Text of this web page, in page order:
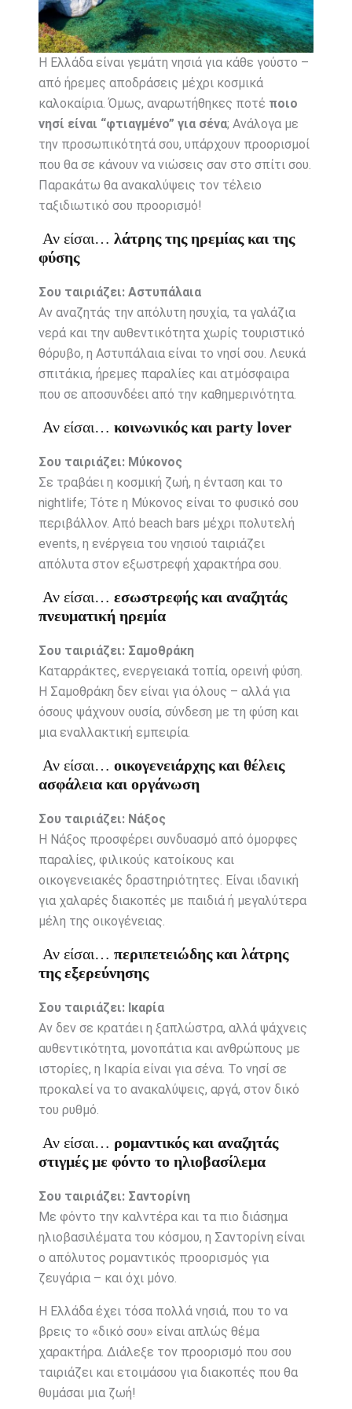
Η Ελλάδα είναι γεμάτη νησιά για κάθε γούστο –
από ήρεμες αποδράσεις μέχρι κοσμικά
καλοκαίρια. Όμως, αναρωτήθηκες ποτέ ποιο
νησί είναι “φτιαγμένο” για σένα; Ανάλογα με
την προσωπικότητά σου, υπάρχουν προορισμοί
που θα σε κάνουν να νιώσεις σαν στο σπίτι σου.
Παρακάτω θα ανακαλύψεις τον τέλειο
ταξιδιωτικό σου προορισμό!
Αν είσαι… λάτρης της ηρεμίας και της
φύσης
Σου ταιριάζει: Αστυπάλαια
Αν αναζητάς την απόλυτη ησυχία, τα γαλάζια
νερά και την αυθεντικότητα χωρίς τουριστικό
θόρυβο, η Αστυπάλαια είναι το νησί σου. Λευκά
σπιτάκια, ήρεμες παραλίες και ατμόσφαιρα
που σε αποσυνδέει από την καθημερινότητα.
Αν είσαι… κοινωνικός και party lover
Σου ταιριάζει: Μύκονος
Σε τραβάει η κοσμική ζωή, η ένταση και το
nightlife; Τότε η Μύκονος είναι το φυσικό σου
περιβάλλον. Από beach bars μέχρι πολυτελή
events, η ενέργεια του νησιού ταιριάζει
απόλυτα στον εξωστρεφή χαρακτήρα σου.
Αν είσαι… εσωστρεφής και αναζητάς
πνευματική ηρεμία
Σου ταιριάζει: Σαμοθράκη
Καταρράκτες, ενεργειακά τοπία, ορεινή φύση.
Η Σαμοθράκη δεν είναι για όλους – αλλά για
όσους ψάχνουν ουσία, σύνδεση με τη φύση και
μια εναλλακτική εμπειρία.
Αν είσαι… οικογενειάρχης και θέλεις
ασφάλεια και οργάνωση
Σου ταιριάζει: Νάξος
Η Νάξος προσφέρει συνδυασμό από όμορφες
παραλίες, φιλικούς κατοίκους και
οικογενειακές δραστηριότητες. Είναι ιδανική
για χαλαρές διακοπές με παιδιά ή μεγαλύτερα
μέλη της οικογένειας.
Αν είσαι… περιπετειώδης και λάτρης
της εξερεύνησης
Σου ταιριάζει: Ικαρία
Αν δεν σε κρατάει η ξαπλώστρα, αλλά ψάχνεις
αυθεντικότητα, μονοπάτια και ανθρώπους με
ιστορίες, η Ικαρία είναι για σένα. Το νησί σε
προκαλεί να το ανακαλύψεις, αργά, στον δικό
του ρυθμό.
Αν είσαι… ρομαντικός και αναζητάς
στιγμές με φόντο το ηλιοβασίλεμα
Σου ταιριάζει: Σαντορίνη
Με φόντο την καλντέρα και τα πιο διάσημα
ηλιοβασιλέματα του κόσμου, η Σαντορίνη είναι
ο απόλυτος ρομαντικός προορισμός για
ζευγάρια – και όχι μόνο.
Η Ελλάδα έχει τόσα πολλά νησιά, που το να
βρεις το «δικό σου» είναι απλώς θέμα
χαρακτήρα. Διάλεξε τον προορισμό που σου
ταιριάζει και ετοιμάσου για διακοπές που θα
θυμάσαι μια ζωή!